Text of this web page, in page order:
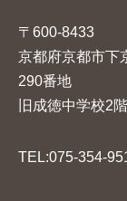
〒600-8433
京都府京都市下
290番地
旧成徳中学校2階
TEL:075-354-